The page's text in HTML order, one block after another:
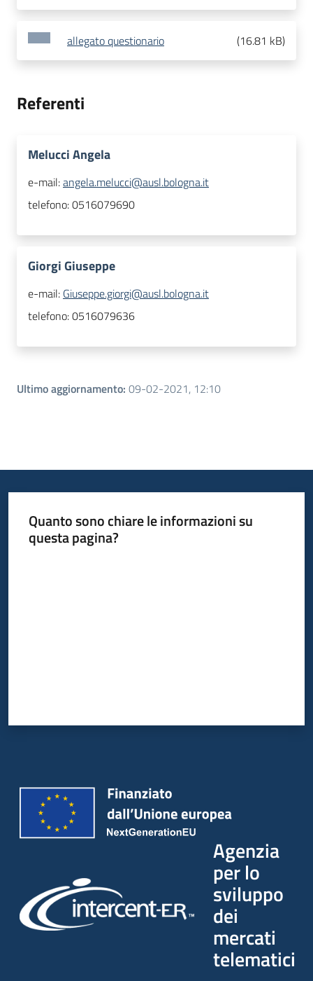
allegato questionario (16.81 kB)
Referenti
Melucci Angela
e-mail:angela.melucci@ausl.bologna.it
telefono:0516079690
Giorgi Giuseppe
e-mail: Giuseppe.giorgi@ausl.bologna.it
telefono:0516079636
Ultimo aggiornamento: 09-02-2021, 12:10
Quanto sono chiare le informazioni su
questa pagina?
Agenzia
per lo
sviluppo
dei
mercati
telematici